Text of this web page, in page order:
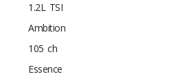
1.2L TSI
Ambition
105 ch
Essence